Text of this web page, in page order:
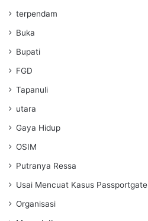
terpendam
Buka
Bupati
FGD
Tapanuli
utara
Gaya Hidup
OSIM
Putranya Ressa
Usai Mencuat Kasus Passportgate
Organisasi